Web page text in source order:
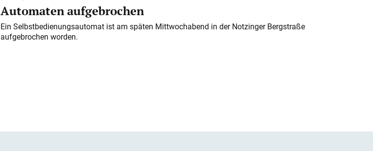
Automaten aufgebrochen
Ein Selbstbedienungsautomat ist am späten Mittwochabend in der Notzinger Bergstraße
aufgebrochen worden.